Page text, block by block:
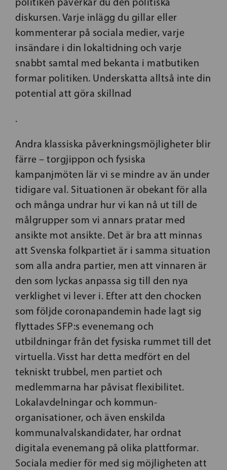
diskursen. Varje inlägg du gillar eller
kommenterar på sociala medier, varje
insändare i din lokaltidning och varje
snabbt samtal med bekanta i matbutiken
formar politiken. Underskatta alltså inte din
potential att göra skillnad
.
Andra klassiska påverkningsmöjligheter blir
färre – torgjippon och fysiska
kampanjmöten lär vi se mindre av än under
tidigare val. Situationen är obekant för alla
och många undrar hur vi kan nå ut till de
målgrupper som vi annars pratar med
ansikte mot ansikte. Det är bra att minnas
att Svenska folkpartiet är i samma situation
som alla andra partier, men att vinnaren är
den som lyckas anpassa sig till den nya
verklighet vi lever i. Efter att den chocken
som följde coronapandemin hade lagt sig
flyttades SFP:s evenemang och
utbildningar från det fysiska rummet till det
virtuella. Visst har detta medfört en del
tekniskt trubbel, men partiet och
medlemmarna har påvisat flexibilitet.
Lokalavdelningar och kommun­
organisationer, och även enskilda
kommunalvalskandidater, har ordnat
digitala evenemang på olika plattformar.
Sociala medier för med sig möjligheten att